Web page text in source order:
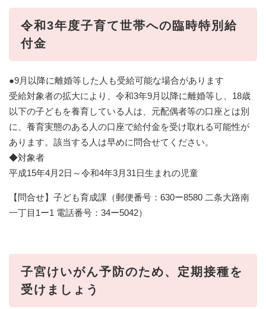
令和3年度子育て世帯への臨時特別給
付金
●9月以降に離婚等した人も受給可能な場合があります
受給対象者の拡大により、令和3年9月以降に離婚等し、18歳
以下の子どもを養育している人は、元配偶者等の口座とは別
に、養育実態のある人の口座で給付金を受け取れる可能性が
あります。該当する人は早めに問合せてください。
◆対象者
平成15年4月2日～令和4年3月31日生まれの児童
【問合せ】子ども育成課（郵便番号：630ー8580 二条大路南
一丁目1ー1 電話番号：︎34ー5042）
子宮けいがん予防のため、定期接種を
受けましょう